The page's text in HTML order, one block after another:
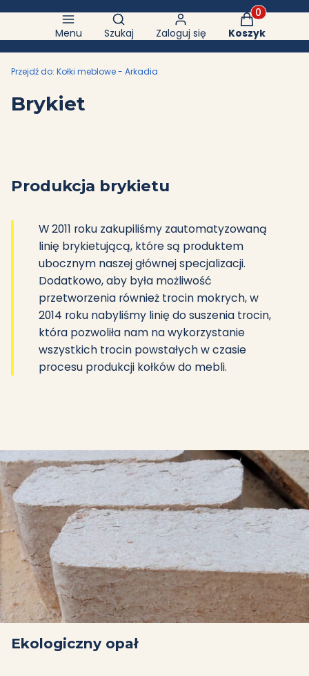
Menu
Otwórz wyszukiwarkę
Szukaj Zaloguj się
Produkty w
Koszyk
Przejdź do: Kołki meblowe - Arkadia
Brykiet
Produkcja brykietu
W 2011 roku zakupiliśmy zautomatyzowaną
linię brykietującą, które są produktem
ubocznym naszej głównej specjalizacji.
Dodatkowo, aby była możliwość
przetworzenia również trocin mokrych, w
2014 roku nabyliśmy linię do suszenia trocin,
która pozwoliła nam na wykorzystanie
wszystkich trocin powstałych w czasie
procesu produkcji kołków do mebli.
Ekologiczny opał